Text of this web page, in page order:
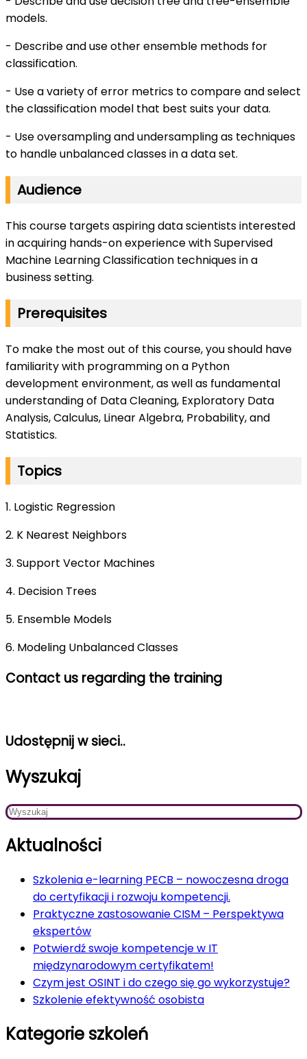
models.
- Describe and use other ensemble methods for
classification.
- Use a variety of error metrics to compare and select
the classification model that best suits your data.
- Use oversampling and undersampling as techniques
to handle unbalanced classes in a data set.
Audience
This course targets aspiring data scientists interested
in acquiring hands-on experience with Supervised
Machine Learning Classification techniques in a
business setting.
Prerequisites
To make the most out of this course, you should have
familiarity with programming on a Python
development environment, as well as fundamental
understanding of Data Cleaning, Exploratory Data
Analysis, Calculus, Linear Algebra, Probability, and
Statistics.
Topics
1. Logistic Regression
2. K Nearest Neighbors
3. Support Vector Machines
4. Decision Trees
5. Ensemble Models
6. Modeling Unbalanced Classes
Contact us regarding the training
Udostępnij w sieci..
Wyszukaj
Aktualności
Szkolenia e-learning PECB – nowoczesna droga
do certyfikacji i rozwoju kompetencji.
Praktyczne zastosowanie CISM – Perspektywa
ekspertów
Potwierdź swoje kompetencje w IT
międzynarodowym certyfikatem!
Czym jest OSINT i do czego się go wykorzystuje?
Szkolenie efektywność osobista
Kategorie szkoleń